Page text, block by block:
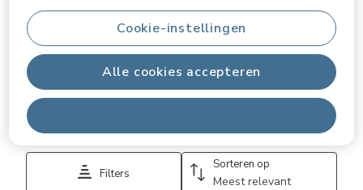
Alle cookies accepteren
Cookie-instellingen
Beoordelingen filteren
Onderwerpen en beoordelingen zoeken per regio
Relevantiegegevens
Filters
Sorteren op
Meest relevant